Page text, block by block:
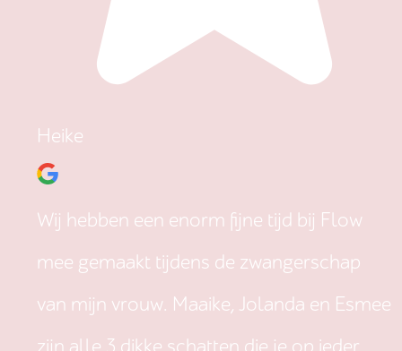
Heike
Wij hebben een enorm fijne tijd bij Flow
mee gemaakt tijdens de zwangerschap
van mijn vrouw. Maaike, Jolanda en Esmee